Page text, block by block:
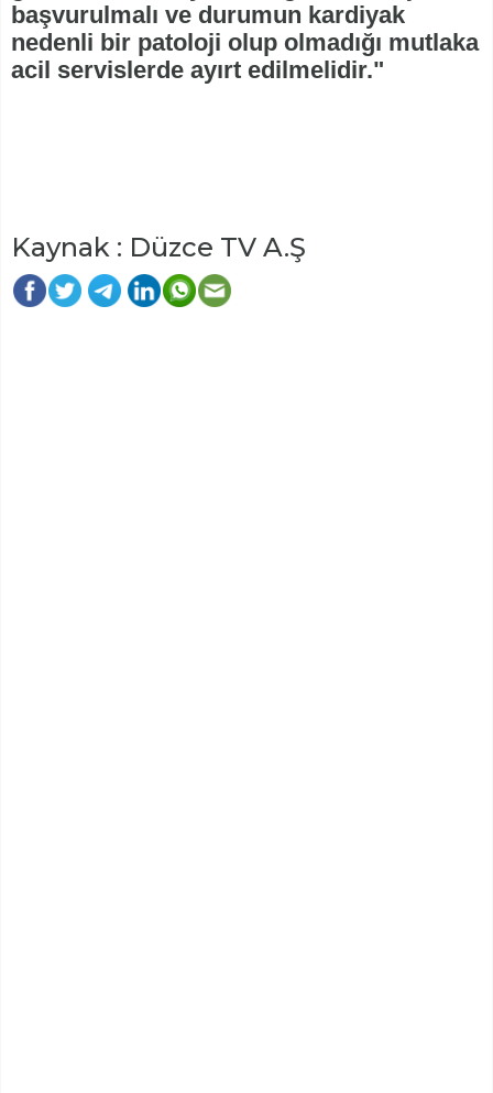
başvurulmalı ve durumun kardiyak
nedenli bir patoloji olup olmadığı mutlaka
acil servislerde ayırt edilmelidir."
Kaynak : Düzce TV A.Ş